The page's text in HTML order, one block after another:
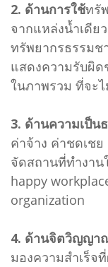
2. ด้านการใช้ทรั
จากแหล่งน้ำเดี
ทรัพยากรธรรม
แสดงความรับผิ
ในภาพรวม ที่จะ
3. ด้านความเป็น
ค่าจ้าง ค่าชดเช
จัดสถานที่ทำงาน
happy
organization
4. ด้านจิตวิญญา
มองความสำเร็จ